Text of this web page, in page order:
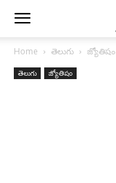
Home తెలుగు జ్యోతిషం
తెలుగు జ్యోతిషం